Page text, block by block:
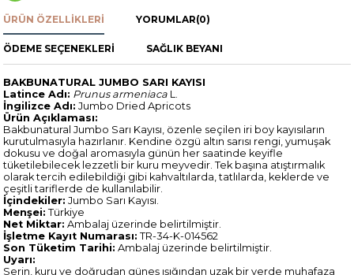
ÜRÜN ÖZELLIKLERI YORUMLAR(0)
ÖDEME SEÇENEKLERI SAĞLIK BEYANI
BAKBUNATURAL JUMBO SARI KAYISI
Latince Adı: Prunus armeniaca L.
İngilizce Adı: Jumbo Dried Apricots
Ürün Açıklaması:
Bakbunatural Jumbo Sarı Kayısı, özenle seçilen iri boy kayısıların
kurutulmasıyla hazırlanır. Kendine özgü altın sarısı rengi, yumuşak
dokusu ve doğal aromasıyla günün her saatinde keyifle
tüketilebilecek lezzetli bir kuru meyvedir. Tek başına atıştırmalık
olarak tercih edilebildiği gibi kahvaltılarda, tatlılarda, keklerde ve
çeşitli tariflerde de kullanılabilir.
İçindekiler: Jumbo Sarı Kayısı.
Menşei: Türkiye
Net Miktar: Ambalaj üzerinde belirtilmiştir.
İşletme Kayıt Numarası: TR-34-K-014562
Son Tüketim Tarihi: Ambalaj üzerinde belirtilmiştir.
Uyarı:
Serin, kuru ve doğrudan güneş ışığından uzak bir yerde muhafaza